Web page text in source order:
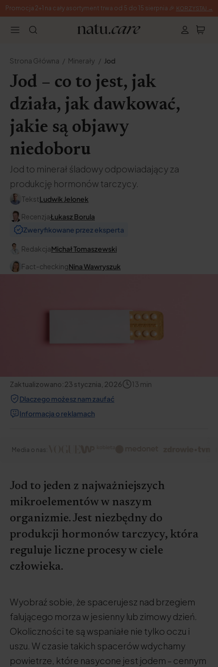
Promocja 2+1 na cały asortyment trwa od 5 do 15 sierpnia 🎉 KORZYSTAJ →
Strona Główna Minerały Jod
Jod – co to jest, jak
działa, jak dawkować,
jakie są objawy
niedoboru
Jod to minerał śladowy odpowiadający za
produkcję hormonów tarczycy.
TekstLudwik Jelonek
RecenzjaŁukasz Borula
Zweryfikowane przez eksperta
RedakcjaMichał Tomaszewski
Fact-checkingNina Wawryszuk
Zaktualizowano:23 stycznia, 2026 13 min
Dlaczego możesz nam zaufać
Informacja o reklamach
Media o nas:
Jod to jeden z najważniejszych
mikroelementów w naszym
organizmie. Jest niezbędny do
produkcji hormonów tarczycy, która
reguluje liczne procesy w ciele
człowieka.
Wyobraź sobie, że spacerujesz nad brzegiem
falującego morza w jesienny lub zimowy dzień.
Okoliczności te są wspaniałe nie tylko oczu i
uszu. W czasie takich spacerów wdychamy
powietrze, które nasycone jest jodem – cennym